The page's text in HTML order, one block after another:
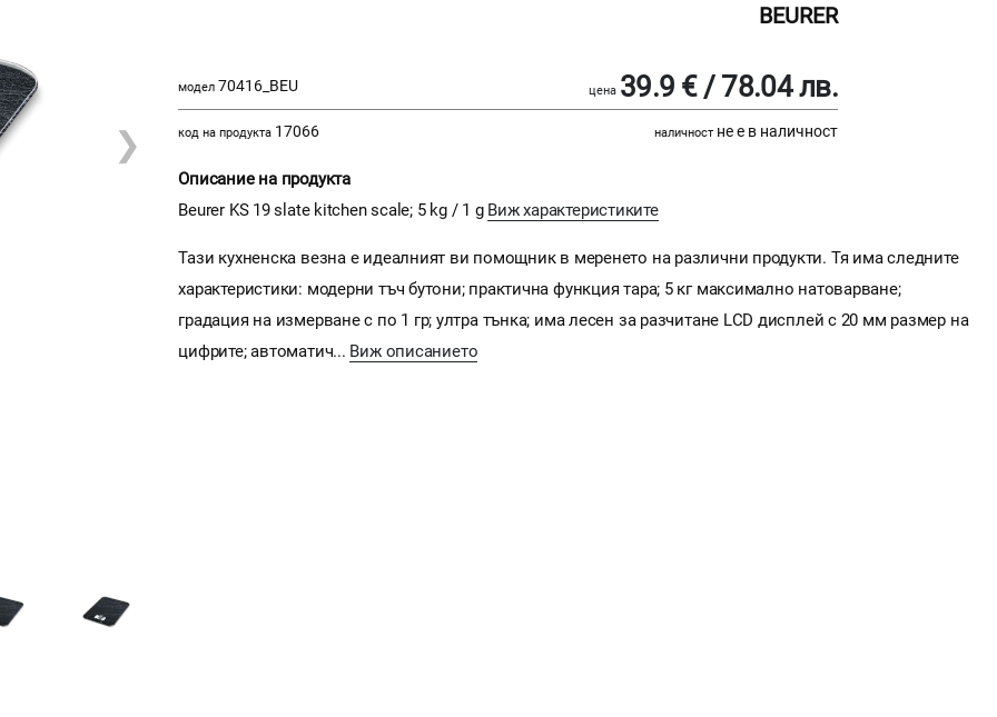
❯
BEURER
модел 70416_BEU цена 39.9 € / 78.04 лв.
код на продукта 17066 наличност не е в наличност
Описание на продукта
Beurer KS 19 slate kitchen scale; 5 kg / 1 g Виж характеристиките
Тази кухненска везна е идеалният ви помощник в меренето на различни продукти. Тя има следните
характеристики: модерни тъч бутони; практична функция тара; 5 кг максимално натоварване;
градация на измерване с по 1 гр; ултра тънка; има лесен за разчитане LCD дисплей с 20 мм размер на
цифрите; автоматич... Виж описанието